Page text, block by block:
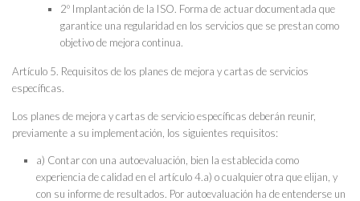
2º Implantación de la ISO. Forma de actuar documentada que
garantice una regularidad en los servicios que se prestan como
objetivo de mejora continua.
Artículo 5. Requisitos de los planes de mejora y cartas de servicios
específicas.
Los planes de mejora y cartas de servicio específicas deberán reunir,
previamente a su implementación, los siguientes requisitos:
a) Contar con una autoevaluación, bien la establecida como
experiencia de calidad en el artículo 4.a) o cualquier otra que elijan, y
con su informe de resultados. Por autoevaluación ha de entenderse un